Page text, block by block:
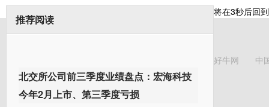
推荐阅读
北交所公司前三季度业绩盘点：宏海科技
今年2月上市、第三季度亏损
将在3秒后回
好牛网 中